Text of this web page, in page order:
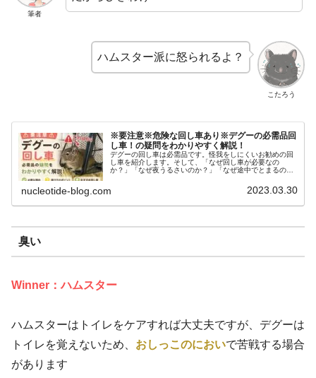
筆者
こたろう
ハムスター派に怒られるよ？
※要注意※危険な回し車あり※デグーの必需品回
し車！の疑問をわかりやすく解説！
デグーの回し車は必需品です。怪我をしにくいお勧めの回
し車を紹介します。そして、「なぜ回し車が必要なの
か？」「なぜ夜うるさいのか？」「なぜ途中でとまるの
nucleotide-blog.com 2023.03.30
臭い
Winner：ハムスター
ハムスターはトイレをケアすれば大丈夫ですが、デグーは
トイレを覚えないため、 おしっこのにおいで苦戦する場合
があります